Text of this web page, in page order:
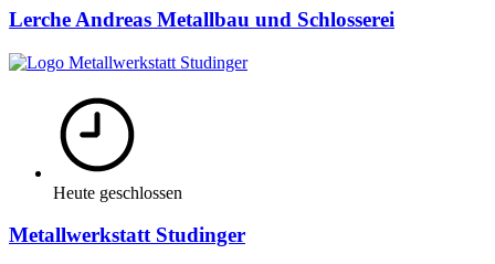
Lerche Andreas Metallbau und Schlosserei
Heute geschlossen
Metallwerkstatt Studinger